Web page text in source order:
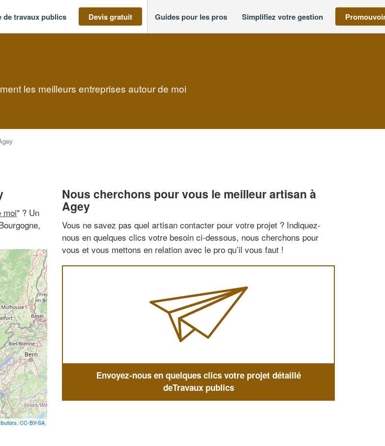
de travaux publics Devis gratuit Guides pour les pros Simplifiez votre gestion
les meilleurs entreprises autour de moi
moi" ? Un
CC-BY-SA
Nous cherchons pour vous le meilleur artisan à
Agey
Vous ne savez pas quel artisan contacter pour votre projet ? Indiquez-
nous en quelques clics votre besoin ci-dessous, nous cherchons pour
vous et vous mettons en relation avec le pro qu’il vous faut !
Envoyez-nous en quelques clics votre projet détaillé
deTravaux publics